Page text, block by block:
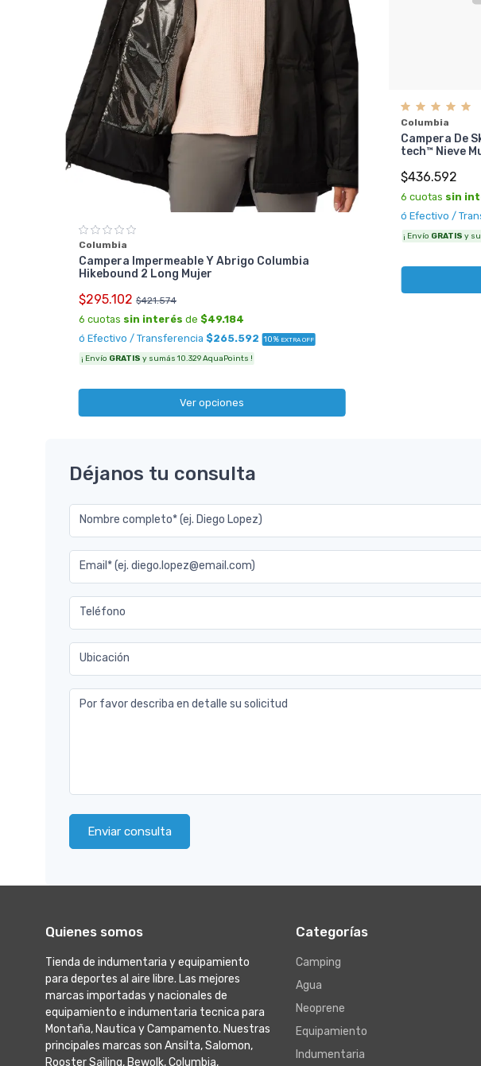
Columbia
Campera Impermeable Y Abrigo Columbia
Hikebound 2 Long Mujer
$295.102 $421.574
6 cuotas sin interés de $49.184
ó Efectivo / Transferencia $265.592 10% EXTRA OFF
¡ Envío GRATIS y sumás 10.329 AquaPoints !
Ver opciones
Columbia
Campera De
tech™ Nieve
$436.592
6 cuotas sin
ó Efectivo /
¡ Envío GRATIS y
Déjanos tu consulta
Nombre completo* (ej. Diego Lopez)
Email* (ej. diego.lopez@email.com)
Teléfono
Ubicación
Por favor describa en detalle su solicitud
Enviar consulta
Quienes somos
Tienda de indumentaria y equipamiento
para deportes al aire libre. Las mejores
marcas importadas y nacionales de
equipamiento e indumentaria tecnica para
Montaña, Nautica y Campamento. Nuestras
principales marcas son Ansilta, Salomon,
Rooster Sailing, Bewolk, Columbia,
Categorías
Camping
Agua
Neoprene
Equipamiento
Indumentaria